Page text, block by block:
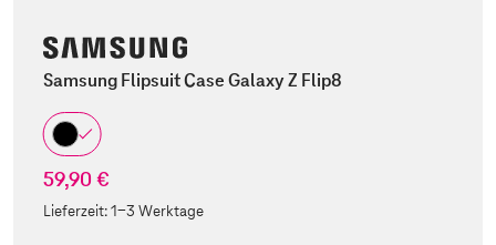
Samsung Flipsuit Case Galaxy Z Flip8
59,90 €
Lieferzeit:1-3 Werktage